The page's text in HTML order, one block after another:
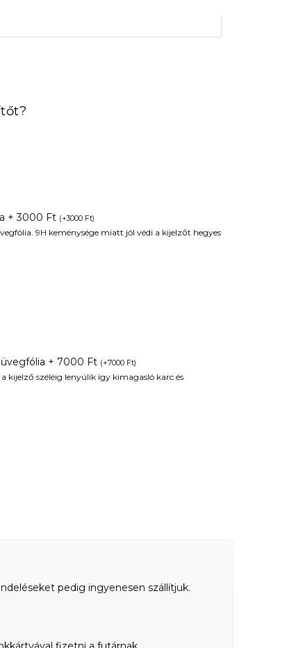
Ft.
+ 3000 Ft (+3000 Ft)
9H keménysége miatt jól védi a kijelzőt hegyes
+ 7000 Ft (+7000 Ft)
kijelző széléig lenyúlik így kimagasló karc és
pedig ingyenesen szállítjuk.